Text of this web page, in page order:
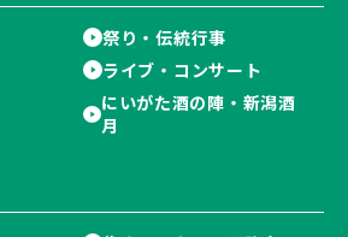
祭り・伝統行事
ライブ・コンサート
にいがた酒の陣・新潟酒
月